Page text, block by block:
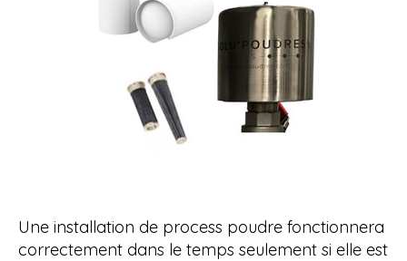
Une installation de process poudre fonctionnera
correctement dans le temps seulement si elle est